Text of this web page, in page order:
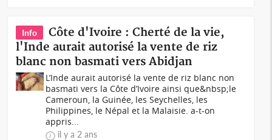
Info
Côte d'Ivoire : Cherté de la vie,
l'Inde aurait autorisé la vente de riz
blanc non basmati vers Abidjan
L’Inde aurait autorisé la vente de riz blanc non
basmati vers la Côte d’Ivoire ainsi que&nbsp;le
Cameroun, la Guinée, les Seychelles, les
Philippines, le Népal et la Malaisie. a-t-on
appris...
il y a 2 ans